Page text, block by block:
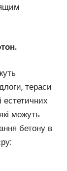
тераси
естетичних
можуть
бетону в